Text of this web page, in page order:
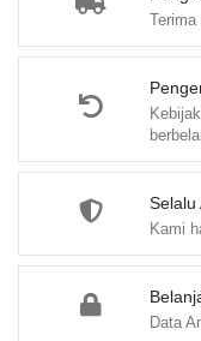
Terima
Selalu
Kami
Data